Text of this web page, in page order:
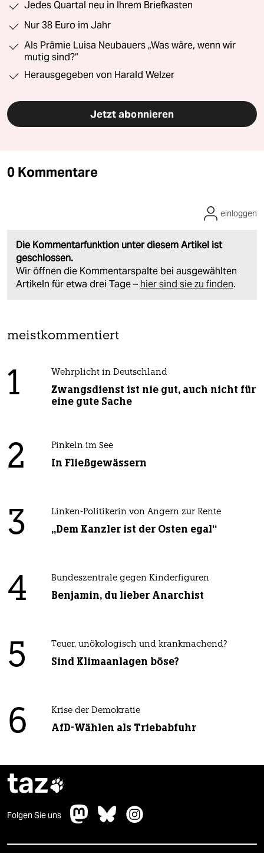
Jedes Quartal neu in Ihrem Briefkasten
Nur 38 Euro im Jahr
Als Prämie Luisa Neubauers „Was wäre, wenn wir
mutig sind?“
Herausgegeben von Harald Welzer
Jetzt abonnieren
0 Kommentare
Die Kommentarfunktion unter diesem Artikel ist
geschlossen.
Wir öffnen die Kommentarspalte bei ausgewählten
Artikeln für etwa drei Tage – hier sind sie zu finden.
einloggen
meistkommentiert
1 Wehrplicht in Deutschland
Zwangsdienst ist nie gut, auch nicht für
eine gute Sache
2 Pinkeln im See
In Fließgewässern
3 Linken-Politikerin von Angern zur Rente
„Dem Kanzler ist der Osten egal“
4 Bundeszentrale gegen Kinderfiguren
Benjamin, du lieber Anarchist
5 Teuer, unökologisch und krankmachend?
Sind Klimaanlagen böse?
6 Krise der Demokratie
AfD-Wählen als Triebabfuhr
taz
Folgen Sie uns